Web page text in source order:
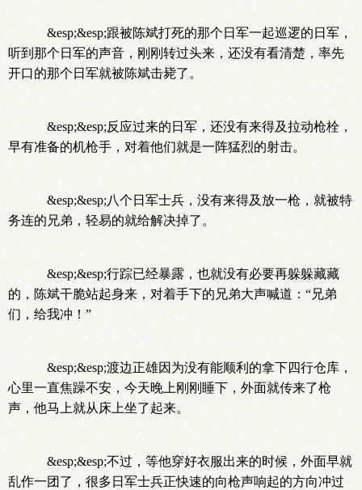
&esp;&esp;跟被陈斌打死的那个日军一起巡逻的日军，
听到那个日军的声音，刚刚转过头来，还没有看清楚，率先
开口的那个日军就被陈斌击毙了。
&esp;&esp;反应过来的日军，还没有来得及拉动枪栓，
早有准备的机枪手，对着他们就是一阵猛烈的射击。
&esp;&esp;八个日军士兵，没有来得及放一枪，就被特
务连的兄弟，轻易的就给解决掉了。
&esp;&esp;行踪已经暴露，也就没有必要再躲躲藏藏
的，陈斌干脆站起身来，对着手下的兄弟大声喊道：“兄弟
们，给我冲！”
&esp;&esp;渡边正雄因为没有能顺利的拿下四行仓库，
心里一直焦躁不安，今天晚上刚刚睡下，外面就传来了枪
声，他马上就从床上坐了起来。
&esp;&esp;不过，等他穿好衣服出来的时候，外面早就
乱作一团了，很多日军士兵正快速的向枪声响起的方向冲过